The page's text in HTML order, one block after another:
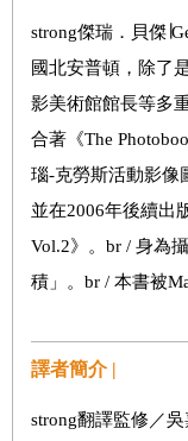
strong傑瑞．貝傑
國北安普頓，除了
影美術館館長等多
合著《The
瑙-克勞斯活動影像
並在2006年後續出
Vol.2》。br / 身為
積」。br / 本書被
譯者簡介 |
strong翻譯監修／